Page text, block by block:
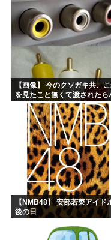
【画像】 今のクソガキ共、
を見たこと無くて渡されたら
ニクるらしいｗｗｗｗｗｗｗｗ
ｗｗｗｗｗ
【NMB48】 安部若菜アイド
後の日